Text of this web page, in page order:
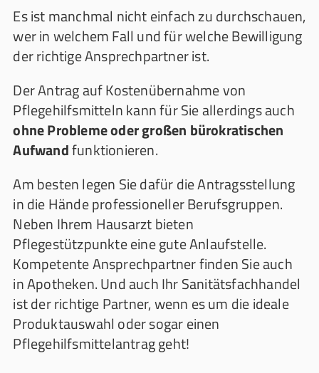
Es ist manchmal nicht einfach zu durchschauen,
wer in welchem Fall und für welche Bewilligung
der richtige Ansprechpartner ist.
Der Antrag auf Kostenübernahme von
Pflegehilfsmitteln kann für Sie allerdings auch
ohne Probleme oder großen bürokratischen
Aufwandfunktionieren.
Am besten legen Sie dafür die Antragsstellung
in die Hände professioneller Berufsgruppen.
Neben Ihrem Hausarzt bieten
Pflegestützpunkte eine gute Anlaufstelle.
Kompetente Ansprechpartner finden Sie auch
in Apotheken. Und auch Ihr Sanitätsfachhandel
ist der richtige Partner, wenn es um die ideale
Produktauswahl oder sogar einen
Pflegehilfsmittelantrag geht!